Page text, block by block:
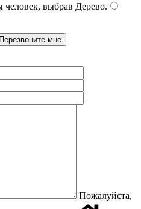
человек, выбрав Дерево.
Пожалуйста,